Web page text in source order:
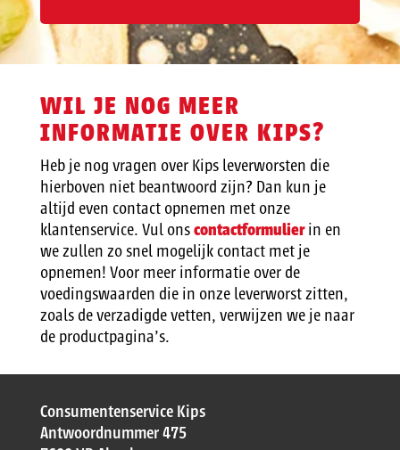
WIL JE NOG MEER
INFORMATIE OVER KIPS?
Heb je nog vragen over Kips leverworsten die
hierboven niet beantwoord zijn? Dan kun je
altijd even contact opnemen met onze
klantenservice. Vul onscontactformulierin en
we zullen zo snel mogelijk contact met je
opnemen! Voor meer informatie over de
voedingswaarden die in onze leverworst zitten,
zoals de verzadigde vetten, verwijzen we je naar
de productpagina’s.
Consumentenservice Kips
Antwoordnummer 475